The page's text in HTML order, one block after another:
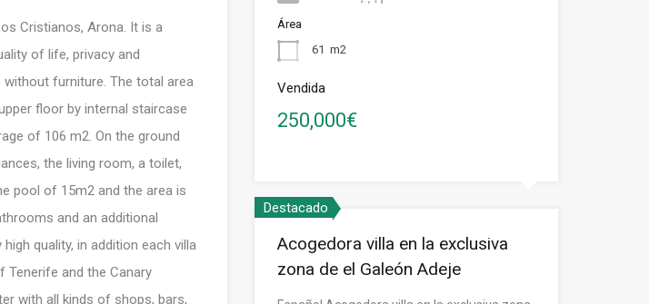
Cristianos, Arona. It is a
of life, privacy and
without furniture. The total area
floor by internal staircase
of 106 m2. On the ground
the living room, a toilet,
pool of 15m2 and the area is
and an additional
quality, in addition each villa
and the Canary
with all kinds of shops, bars,
Área
61 m2
Vendida
250,000€
Destacado
Acogedora villa en la exclusiva
zona de el Galeón Adeje